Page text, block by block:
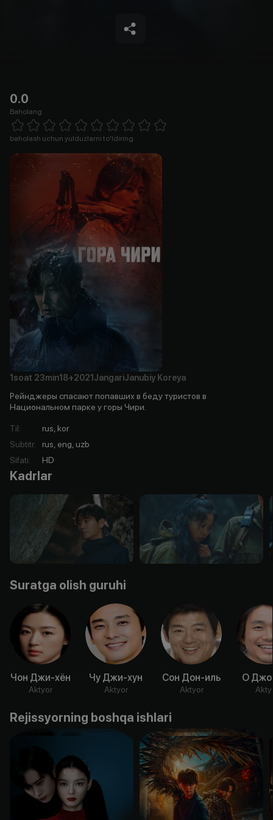
0.0
Baholang
1 Star 2 Stars 3 Stars 4 Stars5 Stars 6 Stars7 Stars8 Stars
baholash uchun yulduzlarni to'ldiring
1soat 23min18+2021 JangariJanubiy Koreya
Рейнджеры спасают попавших в беду туристов в
Национальном парке у горы Чири.
Til:
rus, kor
Subtitr:
rus, eng, uzb
Sifati: HD
Kadrlar
Suratga olish guruhi
Чон Джи-хён
Aktyor
Чу Джи-хун
Aktyor
Сон Дон-иль
Aktyor
О
Rejissyorning boshqa ishlari